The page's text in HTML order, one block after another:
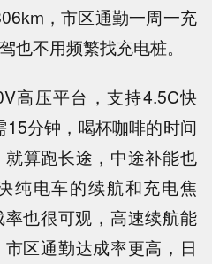
，市区通勤一周一充
也不用频繁找充电桩。
高压平台，支持4.5C快
分钟，喝杯咖啡的时间
算跑长途，中途补能也
纯电车的续航和充电焦
也很可观，高速续航能
区通勤达成率更高，日